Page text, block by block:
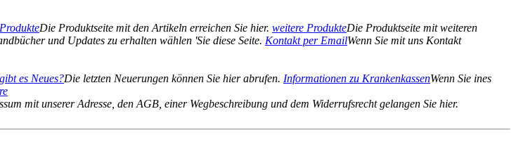
Die Produktseite mit den Artikeln erreichen Sie hier. weitere ProdukteDie Produktseite mit weiteren
und Updates zu erhalten wählen 'Sie diese Seite. Kontakt per EmailWenn Sie mit uns Kontakt
es Neues?Die letzten Neuerungen können Sie hier abrufen. Informationen zu KrankenkassenWenn Sie ines
mit unserer Adresse, den AGB, einer Wegbeschreibung und dem Widerrufsrecht gelangen Sie hier.